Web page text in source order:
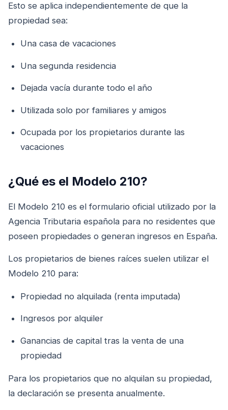
Esto se aplica independientemente de que la
propiedad sea:
Una casa de vacaciones
Una segunda residencia
Dejada vacía durante todo el año
Utilizada solo por familiares y amigos
Ocupada por los propietarios durante las
vacaciones
¿Qué es el Modelo 210?
El Modelo 210 es el formulario oficial utilizado por la
Agencia Tributaria española para no residentes que
poseen propiedades o generan ingresos en España.
Los propietarios de bienes raíces suelen utilizar el
Modelo 210 para:
Propiedad no alquilada (renta imputada)
Ingresos por alquiler
Ganancias de capital tras la venta de una
propiedad
Para los propietarios que no alquilan su propiedad,
la declaración se presenta anualmente.